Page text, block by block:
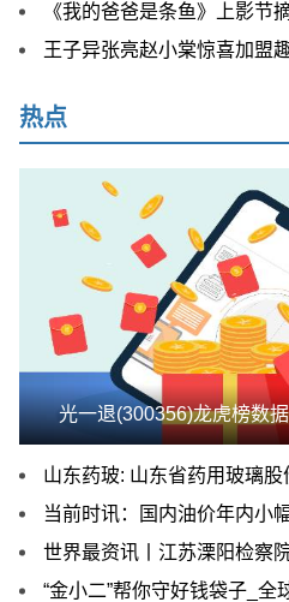
《我的爸爸是条鱼》上影节摘奖 李佳怡为“
王子异张亮赵小棠惊喜加盟趣野团 《出发！趣野吧
热点
光一退(300356)龙虎榜数
山东药玻: 山东省药用玻璃股份有限公司
当前时讯：国内油价年内小幅上调 业界：国
世界最资讯丨江苏溧阳检察院对一名误入岐途涉嫌
“金小二”帮你守好钱袋子_全